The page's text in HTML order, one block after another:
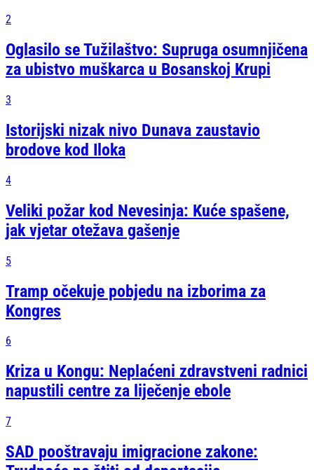
2
Oglasilo se Tužilaštvo: Supruga osumnjičena
za ubistvo muškarca u Bosanskoj Krupi
3
Istorijski nizak nivo Dunava zaustavio
brodove kod Iloka
4
Veliki požar kod Nevesinja: Kuće spašene,
jak vjetar otežava gašenje
5
Tramp očekuje pobjedu na izborima za
Kongres
6
Kriza u Kongu: Neplaćeni zdravstveni radnici
napustili centre za liječenje ebole
7
SAD pooštravaju imigracione zakone: